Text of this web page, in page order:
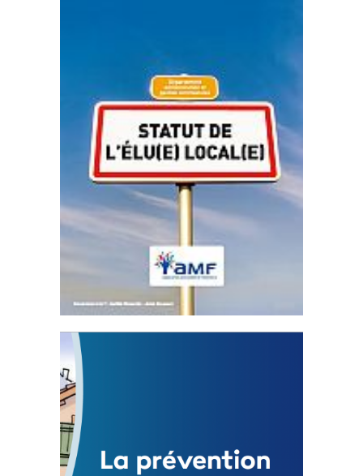
Statut de l’élu local
3 avril 2024
Mise à jour avril 2024
FEUILLETER